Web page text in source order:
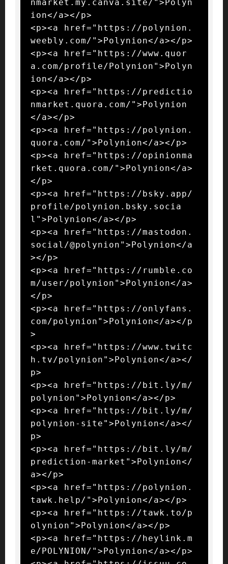
nmarket.my.canva.site/">Polyn
ion</a></p>
<p><a href="https://polynion.
weebly.com/">Polynion</a></p>
<p><a href="https://www.quor
a.com/profile/Polynion">Polyn
ion</a></p>
<p><a href="https://predictio
nmarket.quora.com/">Polynion
</a></p>
<p><a href="https://polynion.
quora.com/">Polynion</a></p>
<p><a href="https://opinionma
rket.quora.com/">Polynion</a>
</p>
<p><a href="https://bsky.app/
profile/polynion.bsky.socia
l">Polynion</a></p>
<p><a href="https://mastodon.
social/@polynion">Polynion</a
></p>
<p><a href="https://rumble.co
m/user/polynion">Polynion</a>
</p>
<p><a href="https://onlyfans.
com/polynion">Polynion</a></p
>
<p><a href="https://www.twitc
h.tv/polynion">Polynion</a></
p>
<p><a href="https://bit.ly/m/
polynion">Polynion</a></p>
<p><a href="https://bit.ly/m/
polynion-site">Polynion</a></
p>
<p><a href="https://bit.ly/m/
prediction-market">Polynion</
a></p>
<p><a href="https://polynion.
tawk.help/">Polynion</a></p>
<p><a href="https://tawk.to/p
olynion">Polynion</a></p>
<p><a href="https://heylink.m
e/POLYNION/">Polynion</a></p>